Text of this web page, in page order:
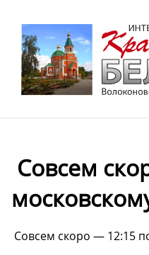
Совсем
Совсем скоро — 12:15